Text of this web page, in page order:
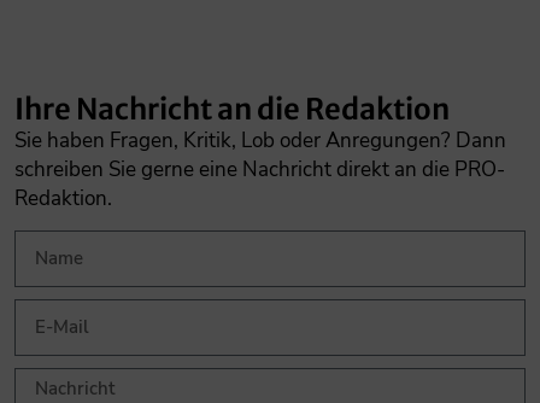
Ihre Nachricht an die Redaktion
Sie haben Fragen, Kritik, Lob oder Anregungen? Dann
schreiben Sie gerne eine Nachricht direkt an die PRO-
Redaktion.